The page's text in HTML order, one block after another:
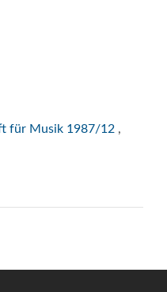
für Musik 1987/12 ,